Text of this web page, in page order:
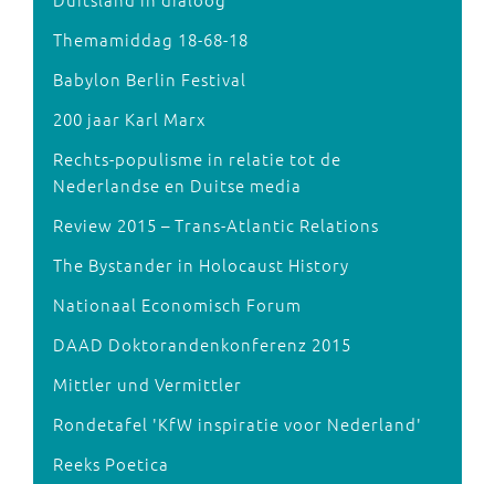
Themamiddag 18-68-18
Babylon Berlin Festival
200 jaar Karl Marx
Rechts-populisme in relatie tot de
Nederlandse en Duitse media
Review 2015 – Trans-Atlantic Relations
The Bystander in Holocaust History
Nationaal Economisch Forum
DAAD Doktorandenkonferenz 2015
Mittler und Vermittler
Rondetafel 'KfW inspiratie voor Nederland'
Reeks Poetica